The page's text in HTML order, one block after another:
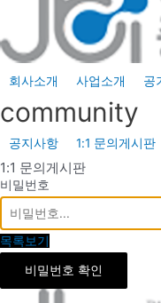
회사소개 사업소개 공
community
공지사항 1:1 문의게시판
1:1 문의게시판
비밀번호
목록보기
비밀번호 확인